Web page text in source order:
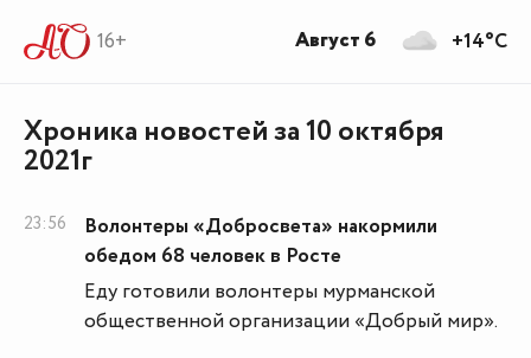
16+
Хроника новостей за 10 октября
2021г
23:56
Волонтеры «Добросвета» накормили
обедом 68 человек в Росте
Еду готовили волонтеры мурманской
общественной организации «Добрый мир».
+14°C
Август 6